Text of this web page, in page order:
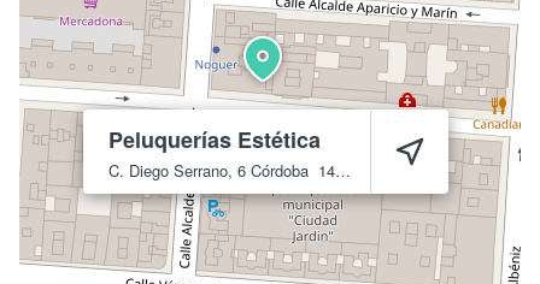
Peluquerías Estética
C. Diego Serrano, 6 Córdoba 14005